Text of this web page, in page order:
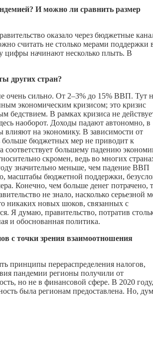
И можно ли сравнить размер
оказало через бюджетные
считать не столько мерами поддержки
цифры начинают несколько плыть. В
других стран?
очень сильно. От 2–3% до 15% ВВП. Тут
экономическим кризисом; это кризис
бедствием. В рамках кризиса не
наоборот. Доходы падают автономно, в
влияют на экономику. В зависимости от
больше бюджетных мер не приводит к
большему падению
скромен, ведь во многих
значительно меньше, чем падение ВВП
масштабы бюджетной поддержки,
Конечно, чем больше денег потрачено,
не знало, насколько серьезной
никаких новых шоков, связанных с
Я думаю, правительство, потратив
и обоснованная политика.
с точки зрения взаимоотношения
принципы перераспределения налогов,
пандемии регионы получили от
но не в финансовой сфере. В 2020 году,
была регионам предоставлена. Но,